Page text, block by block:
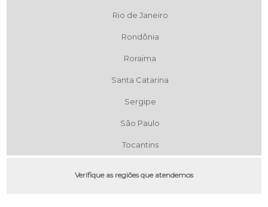
Rio de Janeiro
Rondônia
Roraima
Santa Catarina
Sergipe
São Paulo
Tocantins
Verifique as regiões que atendemos